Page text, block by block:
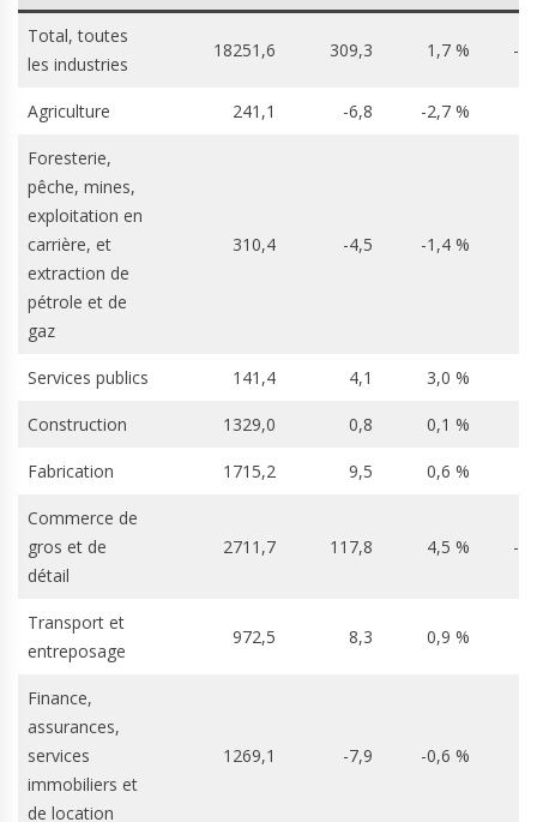
Total, toutes
les industries
18251,6 309,3 1,7 % -
Agriculture 241,1 -6,8 -2,7 %
Foresterie,
pêche, mines,
exploitation en
carrière, et
extraction de
pétrole et de
gaz
310,4 -4,5 -1,4 %
Services publics 141,4 4,1 3,0 %
Construction 1329,0 0,8 0,1 %
Fabrication 1715,2 9,5 0,6 %
Commerce de
gros et de
détail
2711,7 117,8 4,5 % -
Transport et
entreposage
972,5 8,3 0,9 %
Finance,
assurances,
services
immobiliers et
de location
1269,1 -7,9 -0,6 %